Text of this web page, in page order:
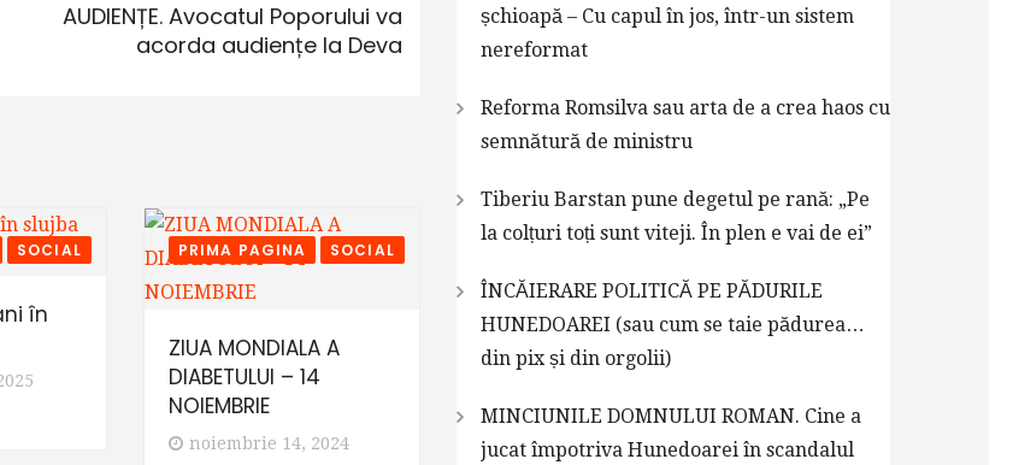
AUDIENȚE. Avocatul Poporului va
acorda audiențe la Deva
SOCIAL
în
PRIMA PAGINA SOCIAL
ZIUA MONDIALA A
DIABETULUI – 14
NOIEMBRIE
noiembrie 14, 2024
șchioapă – Cu capul în jos, într-un sistem
nereformat
Reforma Romsilva sau arta de a crea haos cu
semnătură de ministru
Tiberiu Barstan pune degetul pe rană: „Pe
la colțuri toți sunt viteji. În plen e vai de ei”
ÎNCĂIERARE POLITICĂ PE PĂDURILE
HUNEDOAREI (sau cum se taie pădurea…
din pix și din orgolii)
MINCIUNILE DOMNULUI ROMAN. Cine a
jucat împotriva Hunedoarei în scandalul